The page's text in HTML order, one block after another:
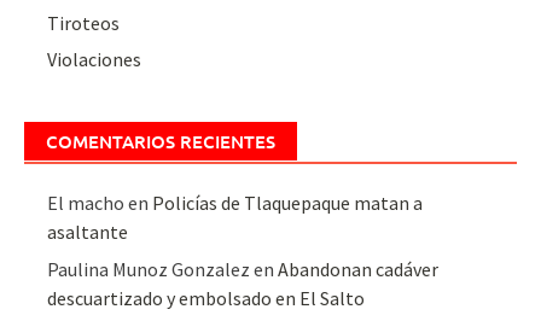
Tiroteos
Violaciones
COMENTARIOS RECIENTES
El macho en Policías de Tlaquepaque matan a
asaltante
Paulina Munoz Gonzalez enAbandonan cadáver
descuartizado y embolsado en El Salto